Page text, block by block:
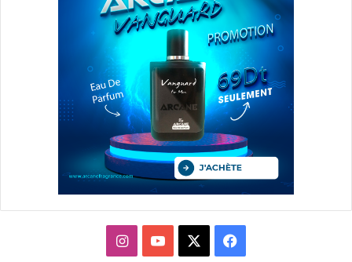
فيسبوك يوتيوبانستقرام